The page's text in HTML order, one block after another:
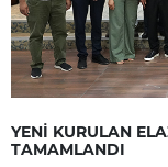
YENİ KURULAN
TAMAMLANDI